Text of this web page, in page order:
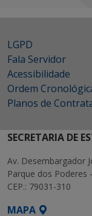
LGPD
Fala Servidor
Acessibilidade
Ordem
Planos de
SECRETARIA DE
Av. Desembargador
Parque dos Poderes
CEP.: 79031-310
MAPA